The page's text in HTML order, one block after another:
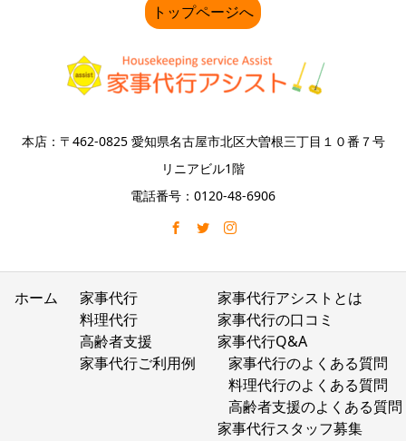
トップページへ
本店：〒462-0825 愛知県名古屋市北区大曽根三丁目１０番７号
リニアビル1階
電話番号：0120-48-6906
ホーム
家事代行
料理代行
高齢者支援
家事代行ご利用例
家事代行アシストとは
家事代行の口コミ
家事代行Q&A
家事代行のよくある質問
料理代行のよくある質問
高齢者支援のよくある質問
家事代行スタッフ募集